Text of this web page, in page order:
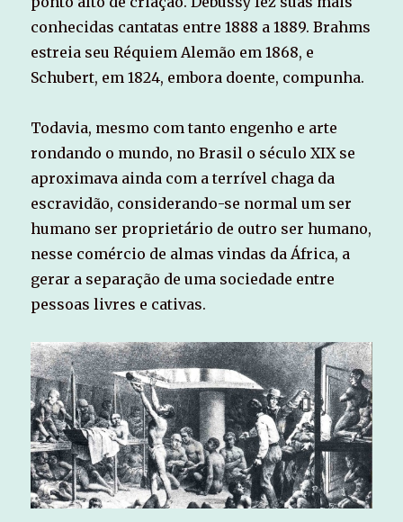
conhecidas cantatas entre 1888 a 1889. Brahms
estreia seu Réquiem Alemão em 1868, e
Schubert, em 1824, embora doente, compunha.
Todavia, mesmo com tanto engenho e arte
rondando o mundo, no Brasil o século XIX se
aproximava ainda com a terrível chaga da
escravidão, considerando-se normal um ser
humano ser proprietário de outro ser humano,
nesse comércio de almas vindas da África, a
gerar a separação de uma sociedade entre
pessoas livres e cativas.